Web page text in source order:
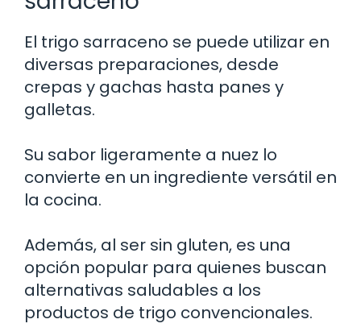
El trigo sarraceno se puede utilizar en
diversas preparaciones, desde
crepas y gachas hasta panes y
galletas.
Su sabor ligeramente a nuez lo
convierte en un ingrediente versátil en
la cocina.
Además, al ser sin gluten, es una
opción popular para quienes buscan
alternativas saludables a los
productos de trigo convencionales.